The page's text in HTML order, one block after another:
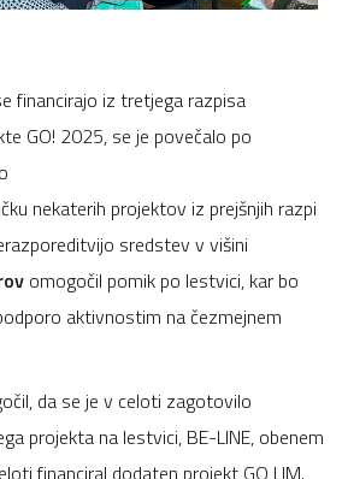
financirajo iz tretjega razpisa
GO! 2025, se je povečalo po
nekaterih projektov iz prejšnjih razpi
sredstev v višini
omogočil pomik po lestvici, kar bo
aktivnostim na čezmejnem
da se je v celoti zagotovilo
projekta na lestvici, BE-LINE, obenem
financiral dodaten projekt GO LIM.